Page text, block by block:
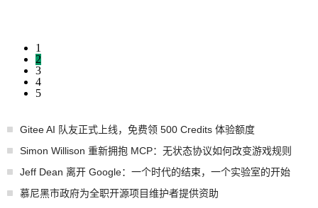
1
2
3
4
5
Gitee AI 队友正式上线，免费领 500 Credits 体验额度
Simon Willison 重新拥抱 MCP：无状态协议如何改变游戏规则
Jeff Dean 离开 Google：一个时代的结束，一个实验室的开始
慕尼黑市政府为全职开源项目维护者提供资助